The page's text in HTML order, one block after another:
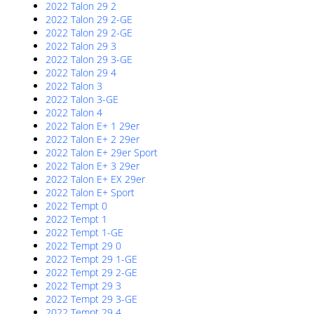
2022 Talon 29 2
2022 Talon 29 2-GE
2022 Talon 29 2-GE
2022 Talon 29 3
2022 Talon 29 3-GE
2022 Talon 29 4
2022 Talon 3
2022 Talon 3-GE
2022 Talon 4
2022 Talon E+ 1 29er
2022 Talon E+ 2 29er
2022 Talon E+ 29er Sport
2022 Talon E+ 3 29er
2022 Talon E+ EX 29er
2022 Talon E+ Sport
2022 Tempt 0
2022 Tempt 1
2022 Tempt 1-GE
2022 Tempt 29 0
2022 Tempt 29 1-GE
2022 Tempt 29 2-GE
2022 Tempt 29 3
2022 Tempt 29 3-GE